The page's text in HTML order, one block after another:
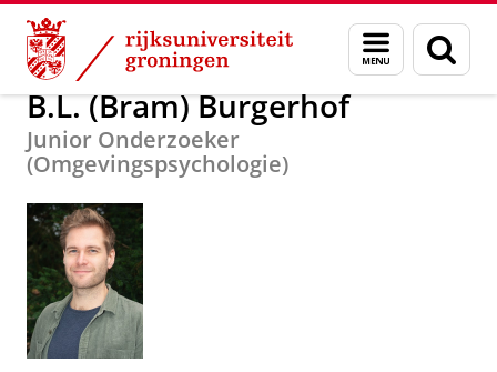
Skip
Content
Skip
Navigation
Menu
en
zoeken
Over ons B.L. (Bram) Burgerhof
B.L. (Bram) Burgerhof
Junior Onderzoeker
(Omgevingspsychologie)